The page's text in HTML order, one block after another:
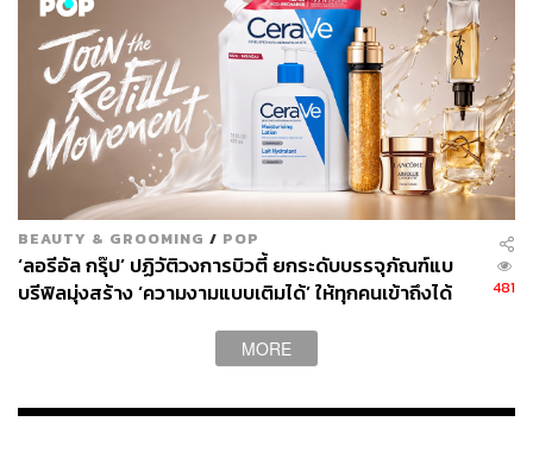
หลายประเทศ ทำให้ไทยเป็นแหล่งสำรองอาหารที่
สำคัญของระดับภูมิภาคหรือเพื่อนบ้านได้อย่างดี อีกทั้ง
มีระบบโลจิสติกส์ที่เอื้ออำนวยตั้งแต่ทางบก ทางอากาศ
หรือทางเรือ แม้มีข้อจำกัดทางรถไฟที่อาจน้อยกว่า
เพื่อนบ้าน
จากข้อมูลสำนักงานสภาพัฒนาการเศรษฐกิจและสังคมแห่ง
ชาติ ปี 2566 พื้นที่เกษตร 44.2 % ของพื้นที่ประเทศ โดยภาค
ตะวันออกเฉียงเหนือที่มีพื้นที่เกษตรมากที่สุด แต่ภาคกลางมี
พื้นที่เฉลี่ยต่อรายสูงสุด จากการปลูกข้าว พืชไร่ ยางพารา พืช
ออกสินค้าเกษตร ณ ไตรมาส 3/2568 ลดลง 4.1 % เป็นการลด
ลง 27 % หรือยางพาราลด 21.4 %
BEAUTY & GROOMING / POP
‘ลอรีอัล กรุ๊ป’ ปฏิวัติวงการบิวตี้ ยกระดับบรรจุภัณฑ์แบ
บรีฟิลมุ่งสร้าง ‘ความงามแบบเติมได้’ ให้ทุกคนเข้าถึงได้
481
MORE